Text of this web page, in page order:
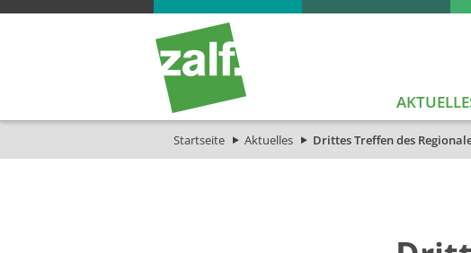
Startseite Aktuelles Drittes Treffen des